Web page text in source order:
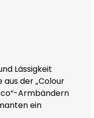
Lässigkeit
aus der „Colour
Armbändern
ein